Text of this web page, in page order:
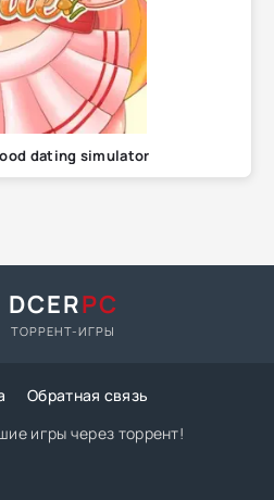
dating simulator
DCERPC
ТОРРЕНТ-ИГРЫ
Обратная связь
игры через торрент!